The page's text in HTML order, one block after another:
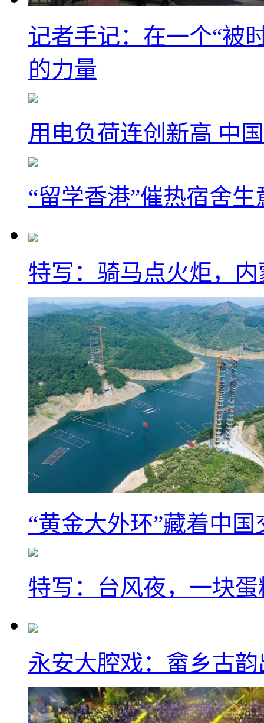
记者手记：在一个“被
的力量
用电负荷连创新高 中
“留学香港”催热宿舍
特写：骑马点火炬，
“黄金大外环”藏着中
特写：台风夜，一块
永安大腔戏：畲乡古